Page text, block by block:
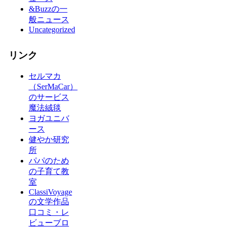
&Buzzの一
般ニュース
Uncategorized
リンク
セルマカ
（SerMaCar）
のサービス
魔法絨毯
ヨガユニバ
ース
健やか研究
所
パパのため
の子育て教
室
ClassiVoyage
の文学作品
口コミ・レ
ビューブロ